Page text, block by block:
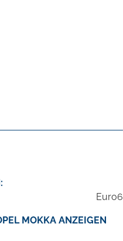
Euro6
MOKKA ANZEIGEN